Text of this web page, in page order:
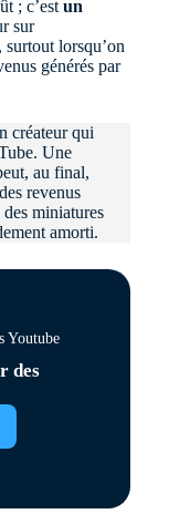
; c’est un
sur
lorsqu’on
générés par
créateur qui
Une
au final,
revenus
miniatures
amorti.
Youtube
des